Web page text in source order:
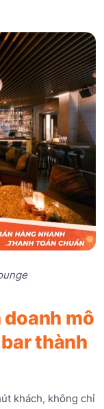
mô
thành
khách, không chỉ